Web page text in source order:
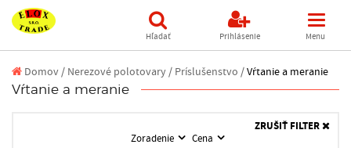
Hľadať Prihlásenie Menu
Domov/ Nerezové polotovary / Príslušenstvo /Vŕtanie a meranie
Vŕtanie a meranie
Zoradenie Cena
ZRUŠIŤ FILTER